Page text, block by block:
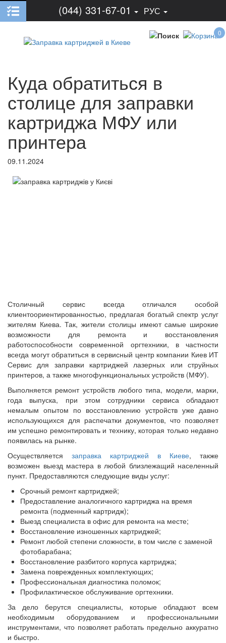
(044) 331-67-01 РУС
0
Куда обратиться в
столице для заправки
картриджа МФУ или
принтера
09.11.2024
Столичный сервис всегда отличался особой
клиентоориентированностью, предлагая богатый спектр услуг
жителям Киева. Так, жители столицы имеют самые широкие
возможности для ремонта и восстановления
работоспособности современной оргтехники, в частности
всегда могут обратиться в сервисный центр компании Киев ИТ
Сервис для заправки картриджей лазерных или струйных
принтеров, а также многофункциональных устройств (МФУ).
Выполняется ремонт устройств любого типа, модели, марки,
года выпуска, при этом сотрудники сервиса обладают
немалым опытом по восстановлению устройств уже давно
использующихся для распечатки документов, что позволяет
им успешно ремонтировать и технику, которая только недавно
появилась на рынке.
Осуществляется заправка картриджей в Киеве, также
возможен выезд мастера в любой близлежащий населенный
пункт. Предоставляются следующие виды услуг:
Срочный ремонт картриджей;
Предоставление аналогичного картриджа на время
ремонта (подменный картридж);
Выезд специалиста в офис для ремонта на месте;
Восстановление изношенных картриджей;
Ремонт любой степени сложности, в том числе с заменой
фотобарабана;
Восстановление разбитого корпуса картриджа;
Замена поврежденных комплектующих;
Профессиональная диагностика поломок;
Профилактическое обслуживание оргтехники.
За дело берутся специалисты, которые обладают всем
необходимым оборудованием и профессиональными
инструментами, что позволяет работать предельно аккуратно
и быстро.